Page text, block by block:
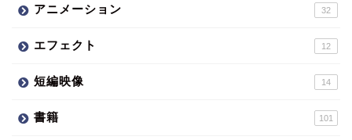
アニメーション 32
エフェクト 12
短編映像 14
書籍 101